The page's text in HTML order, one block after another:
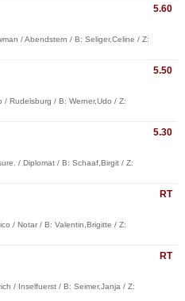
5.60
/ Abendstern / B: Seliger,Celine / Z:
5.50
/ Rudelsburg / B: Werner,Udo / Z:
5.30
/ Diplomat / B: Schaaf,Birgit / Z:
RT
/ Notar / B: Valentin,Brigitte / Z:
RT
/ Inselfuerst / B: Seimer,Janja / Z: